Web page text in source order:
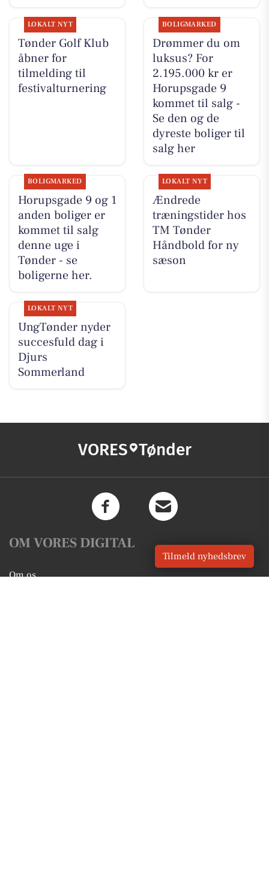
LOKALT NYT
Tønder Golf Klub
åbner for
tilmelding til
festivalturnering
BOLIGMARKED
Drømmer du om
luksus? For
2.195.000 kr er
Horupsgade 9
kommet til salg -
Se den og de
dyreste boliger til
salg her
BOLIGMARKED
Horupsgade 9 og 1
anden boliger er
kommet til salg
denne uge i
Tønder - se
boligerne her.
LOKALT NYT
Ændrede
træningstider hos
TM Tønder
Håndbold for ny
sæson
LOKALT NYT
UngTønder nyder
succesfuld dag i
Djurs
Sommerland
VORES Tønder
OM VORES DIGITAL
Om os
Tilmeld nyhedsbrev